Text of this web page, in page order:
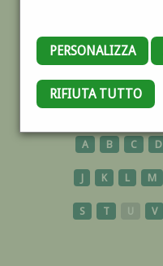
PERSONALIZZA
RIFIUTA TUTTO
BAMBINI
A B C D
J K L M
S T U V